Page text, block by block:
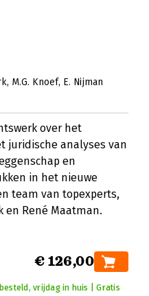
M.G. Knoef E. Nijman
over het
juridische analyses van
en
in het nieuwe
team van topexperts,
en René Maatman.
€ 126,00
vrijdag in huis | Gratis